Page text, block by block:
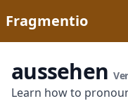
Fragmentio
aussehen
Learn how to